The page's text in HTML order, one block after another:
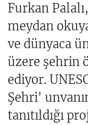
Furkan
meydan
ve dünyaca
üzere şehrin
ediyor.
Şehri'
tanıtıldığı